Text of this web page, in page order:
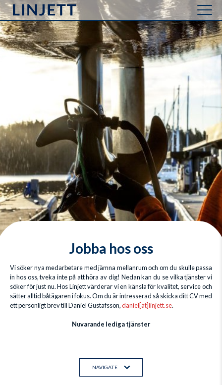
Jobba hos oss
Vi söker nya medarbetare med jämna mellanrum och om du skulle passa
in hos oss, tveka inte på att höra av dig! Nedan kan du se vilka tjänster vi
söker för just nu. Hos Linjett värderar vi en känsla för kvalitet, service och
sätter alltid båtägaren i fokus. Om du är intresserad så skicka ditt CV med
ett personligt brev till Daniel Gustafsson,daniel[at]linjett.se.
Nuvarande lediga tjänster
NAVIGATE